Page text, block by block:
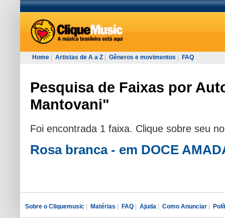
Home Artistas de A a Z Gêneros e movimentos FAQ
Pesquisa de Faixas por
Mantovani"
Foi encontrada 1 faixa. Clique sobre seu
Rosa branca - em DOCE
Sobre o Cliquemusic | Matérias | FAQ | Ajuda | Como Anunciar |